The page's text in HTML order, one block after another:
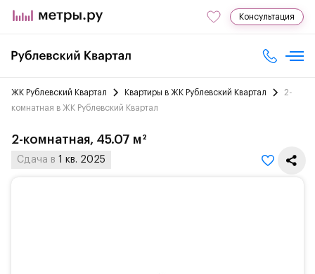
Консультация
ЖК Рублевский Квартал Квартиры в ЖК Рублевский Квартал
2-
комнатная в ЖК Рублевский Квартал
2-комнатная, 45.07 м²
Сдача в 1 кв. 2025